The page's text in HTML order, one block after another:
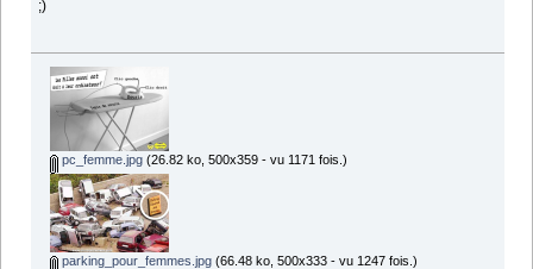
;)
pc_femme.jpg(26.82 ko, 500x359 - vu 1171 fois.)
parking_pour_femmes.jpg(66.48 ko, 500x333 - vu 1247 fois.)